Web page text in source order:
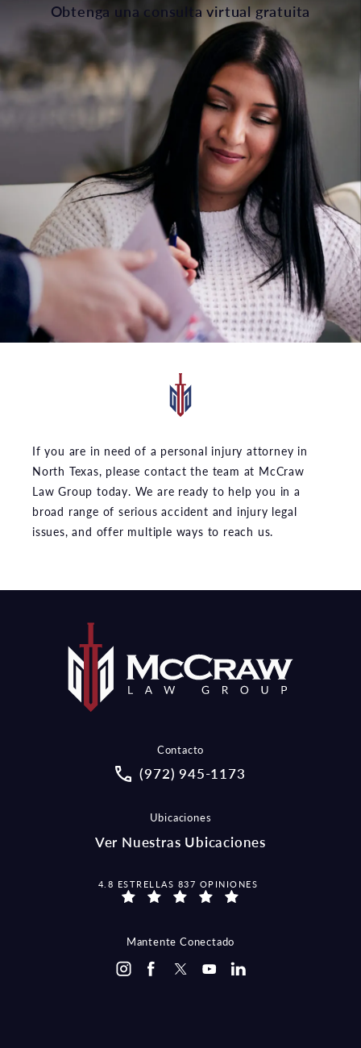
Obtenga una consulta virtual gratuita
If you are in need of a personal injury attorney in
North Texas, please contact the team at McCraw
Law Group today. We are ready to help you in a
broad range of serious accident and injury legal
issues, and offer multiple ways to reach us.
Contacto
Call McCraw Law Group on the
(972) 945-1173
Ubicaciones
Ver Nuestras Ubicaciones
MCCRAW LAW GROUP OPINIONES:
4.8 ESTRELLAS 837 OPINIONES
Mantente Conectado